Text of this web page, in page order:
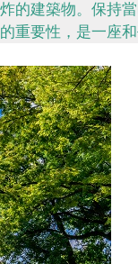
的建築物。保持
重要性，是一座和